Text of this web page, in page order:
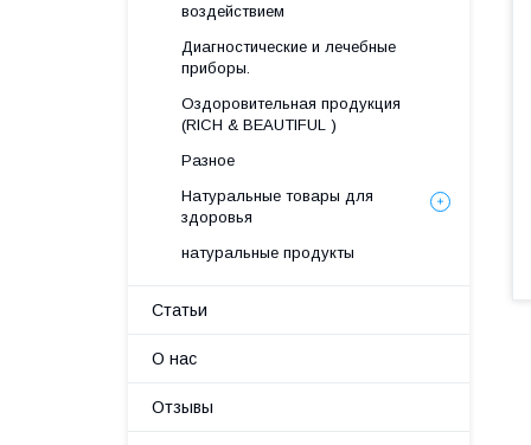
воздействием
Диагностические и лечебные
приборы.
Оздоровительная продукция
(RICH & BEAUTIFUL )
Разное
Натуральные товары для
здоровья
натуральные продукты
Статьи
О нас
Отзывы